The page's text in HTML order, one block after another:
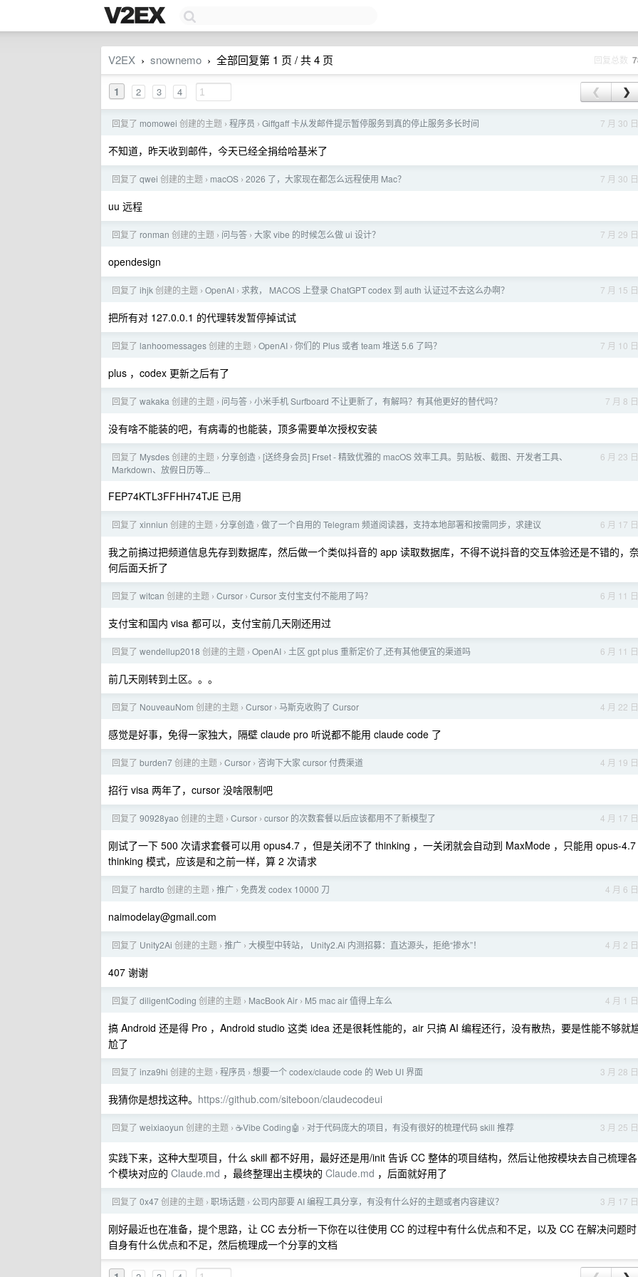
V2EX › snownemo › 全部回复第 1 页 / 共 4 页 回复总数
1 2 3 4 ❮ ❯
7 月 30 日
回复了 momowei 创建的主题 › 程序员 › Giffgaff 卡从发邮件提示暂停服务到真的停止服务多长时间
不知道，昨天收到邮件，今天已经全捐给哈基米了
7 月 30 日
回复了 qwei 创建的主题 › macOS › 2026 了，大家现在都怎么远程使用 Mac？
uu 远程
7 月 29 日
回复了 ronman 创建的主题 › 问与答 › 大家 vibe 的时候怎么做 ui 设计？
opendesign
7 月 15 日
回复了 ihjk创建的主题 › OpenAI › 求救， MACOS 上登录 ChatGPT codex 到 auth 认证过不去这么办啊？
把所有对 127.0.0.1 的代理转发暂停掉试试
7 月 10 日
回复了 lanhoomessages创建的主题 › OpenAI › 你们的 Plus 或者 team 堆送 5.6 了吗？
plus ，codex 更新之后有了
7 月 8 日
回复了 wakaka 创建的主题 › 问与答 › 小米手机 Surfboard 不让更新了，有解吗？有其他更好的替代吗？
没有啥不能装的吧，有病毒的也能装，顶多需要单次授权安装
6 月 23 日
回复了 Mysdes创建的主题 › 分享创造 › [送终身会员] Frset - 精致优雅的 macOS 效率工具。剪贴板、截图、开发者工具、
Markdown、放假日历等...
FEP74KTL3FFHH74TJE 已用
6 月 17 日
回复了 xinniun 创建的主题 › 分享创造 › 做了一个自用的 Telegram 频道阅读器，支持本地部署和按需同步，求建议
我之前搞过把频道信息先存到数据库，然后做一个类似抖音的 app 读取数据库，不得不说抖音的交互体验还是不错的，
何后面夭折了
6 月 11 日
回复了 witcan 创建的主题 › Cursor › Cursor 支付宝支付不能用了吗？
支付宝和国内 visa 都可以，支付宝前几天刚还用过
6 月 11 日
回复了 wendellup2018 创建的主题 › OpenAI › 土区 gpt plus 重新定价了,还有其他便宜的渠道吗
前几天刚转到土区。。。
4 月 22 日
回复了 NouveauNom 创建的主题 › Cursor › 马斯克收购了 Cursor
感觉是好事，免得一家独大，隔壁 claude pro 听说都不能用 claude code 了
4 月 19 日
回复了 burden7创建的主题 › Cursor › 咨询下大家 cursor 付费渠道
招行 visa 两年了，cursor 没啥限制吧
4 月 17 日
回复了 90928yao 创建的主题 › Cursor › cursor 的次数套餐以后应该都用不了新模型了
刚试了一下 500 次请求套餐可以用 opus4.7 ，但是关闭不了 thinking ，一关闭就会自动到 MaxMode ，只能用 opus-4.7
thinking 模式，应该是和之前一样，算 2 次请求
4 月 6 日
回复了 hardto 创建的主题 › 推广 › 免费发 codex 10000 刀
naimodelay@gmail.com
4 月 2 日
回复了 Unity2Ai 创建的主题 › 推广 › 大模型中转站， Unity2.Ai 内测招募：直达源头，拒绝“掺水”！
407 谢谢
4 月 1 日
回复了 diligentCoding 创建的主题 › MacBook Air › M5 mac air 值得上车么
搞 Android 还是得 Pro ，Android studio 这类 idea 还是很耗性能的，air 只搞 AI 编程还行，没有散热，要是性能不够就
尬了
3 月 28 日
回复了 inza9hi 创建的主题 › 程序员 › 想要一个 codex/claude code 的 Web UI 界面
我猜你是想找这种。 https://github.com/siteboon/claudecodeui
3 月 25 日
回复了 weixiaoyun 创建的主题 › ☕Vibe Coding🤖 › 对于代码庞大的项目，有没有很好的梳理代码 skill 推荐
实践下来，这种大型项目，什么 skill 都不好用，最好还是用/init 告诉 CC 整体的项目结构，然后让他按模块去自己梳理各
个模块对应的 Claude.md ，最终整理出主模块的 Claude.md ，后面就好用了
3 月 17 日
回复了 0x47创建的主题 › 职场话题 › 公司内部要 AI 编程工具分享，有没有什么好的主题或者内容建议？
刚好最近也在准备，提个思路，让 CC 去分析一下你在以往使用 CC 的过程中有什么优点和不足，以及 CC 在解决问题时
自身有什么优点和不足，然后梳理成一个分享的文档